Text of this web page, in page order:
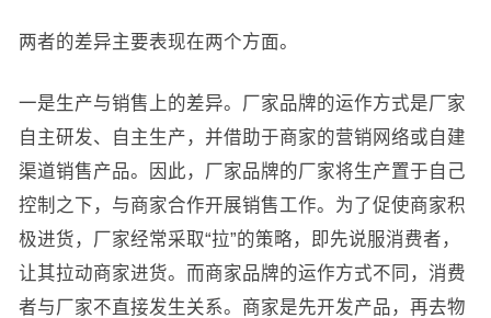
两者的差异主要表现在两个方面。
一是生产与销售上的差异。厂家品牌的运作方式是厂家
自主研发、自主生产，并借助于商家的营销网络或自建
渠道销售产品。因此，厂家品牌的厂家将生产置于自己
控制之下，与商家合作开展销售工作。为了促使商家积
极进货，厂家经常采取“拉”的策略，即先说服消费者，
让其拉动商家进货。而商家品牌的运作方式不同，消费
者与厂家不直接发生关系。商家是先开发产品，再去物